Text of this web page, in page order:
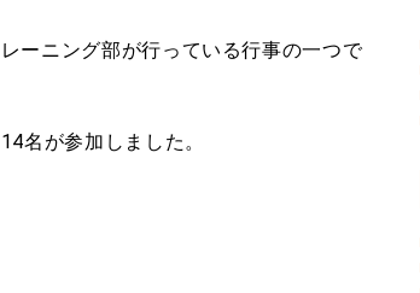
ーニング部が行っている行事の一つで
名が参加しました。